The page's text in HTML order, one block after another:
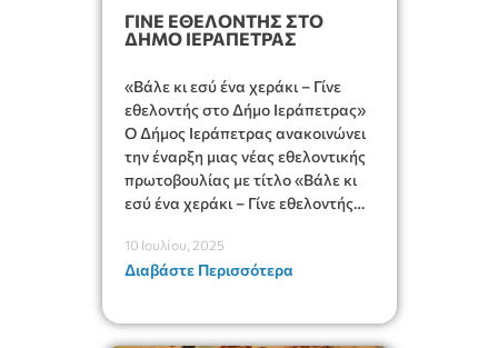
ΓΙΝΕ ΕΘΕΛΟΝΤΗΣ ΣΤΟ
ΔΗΜΟ ΙΕΡΑΠΕΤΡΑΣ
«Βάλε κι εσύ ένα χεράκι – Γίνε
εθελοντής στο Δήμο Ιεράπετρας»
Ο Δήμος Ιεράπετρας ανακοινώνει
την έναρξη μιας νέας εθελοντικής
πρωτοβουλίας με τίτλο «Βάλε κι
εσύ ένα χεράκι – Γίνε εθελοντής
10 Ιουλίου, 2025
Διαβάστε Περισσότερα